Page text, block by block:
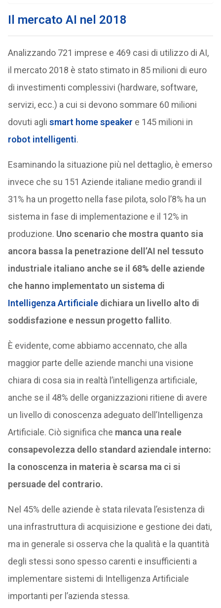
Il mercato AI nel 2018
Analizzando 721 imprese e 469 casi di utilizzo di AI,
il mercato 2018 è stato stimato in 85 milioni di euro
di investimenti complessivi (hardware, software,
servizi, ecc.) a cui si devono sommare 60 milioni
dovuti agli smart home speaker e 145 milioni in
robot intelligenti.
Esaminando la situazione più nel dettaglio, è emerso
invece che su 151 Aziende italiane medio grandi il
31% ha un progetto nella fase pilota, solo l’8% ha un
sistema in fase di implementazione e il 12% in
produzione. Uno scenario che mostra quanto sia
ancora bassa la penetrazione dell’AI nel tessuto
industriale italiano anche se il 68% delle aziende
che hanno implementato un sistema di
Intelligenza Artificialedichiara un livello alto di
soddisfazione e nessun progetto fallito.
È evidente, come abbiamo accennato, che alla
maggior parte delle aziende manchi una visione
chiara di cosa sia in realtà l’intelligenza artificiale,
anche se il 48% delle organizzazioni ritiene di avere
un livello di conoscenza adeguato dell’Intelligenza
Artificiale. Ciò significa che manca una reale
consapevolezza dello standard aziendale interno:
la conoscenza in materia è scarsa ma ci si
persuade del contrario.
Nel 45% delle aziende è stata rilevata l’esistenza di
una infrastruttura di acquisizione e gestione dei dati,
ma in generale si osserva che la qualità e la quantità
degli stessi sono spesso carenti e insufficienti a
implementare sistemi di Intelligenza Artificiale
importanti per l’azienda stessa.